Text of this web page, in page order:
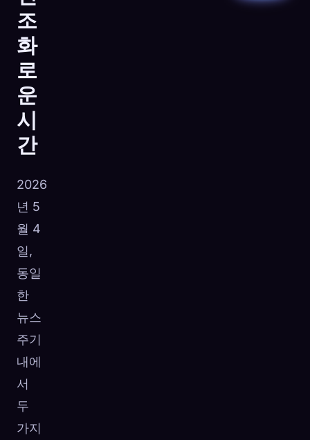
조
화
로
운
시
간
2026
년 5
월 4
일,
동일
한
뉴스
주기
내에
서
두
가지